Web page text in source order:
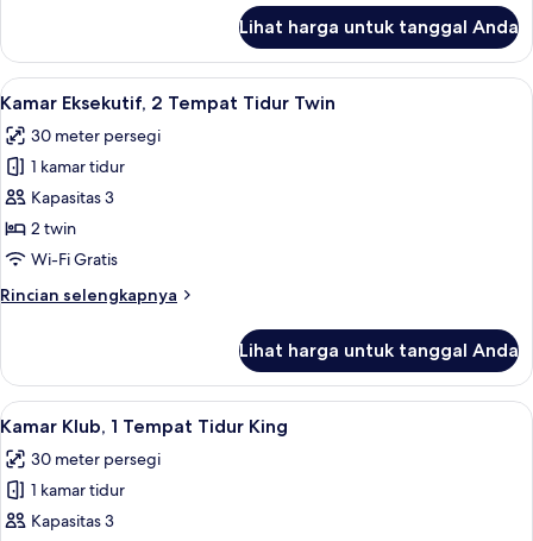
Kamar
Eksekutif,
1
Tidur
King
Lihat harga untuk tanggal Anda
Lihat
semua
foto
untuk
Kamar
Eksekutif,
2
Tidur
1 kamar tidur, seprai premium,
8
Kamar Eksekutif, 2 Tempat Tidur Twin
30 meter persegi
1 kamar tidur
Kapasitas 3
2 twin
Wi-Fi Gratis
Rincian selengkapnya
Rincian
Kamar
Eksekutif,
2
Tidur
Twin
Lihat harga untuk tanggal Anda
Lihat
semua
foto
untuk
Kamar
Kamar Klub, 1 Tempat Tidur King | 1
10
Kamar Klub, 1 Tempat Tidur King
30 meter persegi
1 kamar tidur
Kapasitas 3